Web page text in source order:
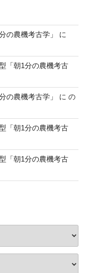
の農機考古学」
に
「朝1分の農機考古
の農機考古学」 に の
「朝1分の農機考古
「朝1分の農機考古